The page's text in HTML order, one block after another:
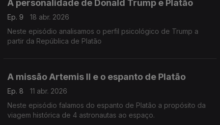
A personalidade de Donald Trump e Platão
Ep. 9
18 abr. 2026
Neste episódio analisamos o perfil psicológico de Trump a
partir da República de Platão
A missão Artemis II e o espanto de Platão
Ep. 8
11 abr. 2026
Neste episódio falamos do espanto de Platão a propósito da
viagem histórica de 4 astronautas ao espaço.